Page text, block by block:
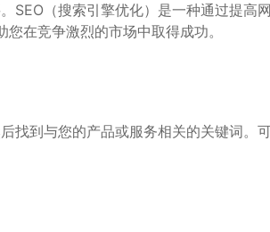
（搜索引擎优化）是一种通过提高
在竞争激烈的市场中取得成功。
找到与您的产品或服务相关的关键词